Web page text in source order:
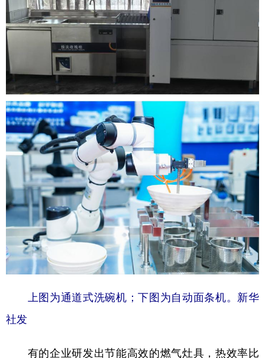
上图为通道式洗碗机；下图为自动面条机。新华
社发
有的企业研发出节能高效的燃气灶具，热效率比